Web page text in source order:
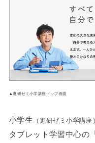
▲進研ゼミ小学講座トップ画面
小学生 （進研ゼミ小学講座）
タブレット学習中心の